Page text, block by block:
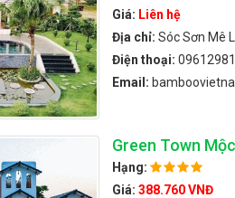
Giá: Liên hệ
Địa chỉ:Sóc Sơn Mê
Điện thoại:
Email:
Green Town
Hạng:
Giá:388.760 VNĐ